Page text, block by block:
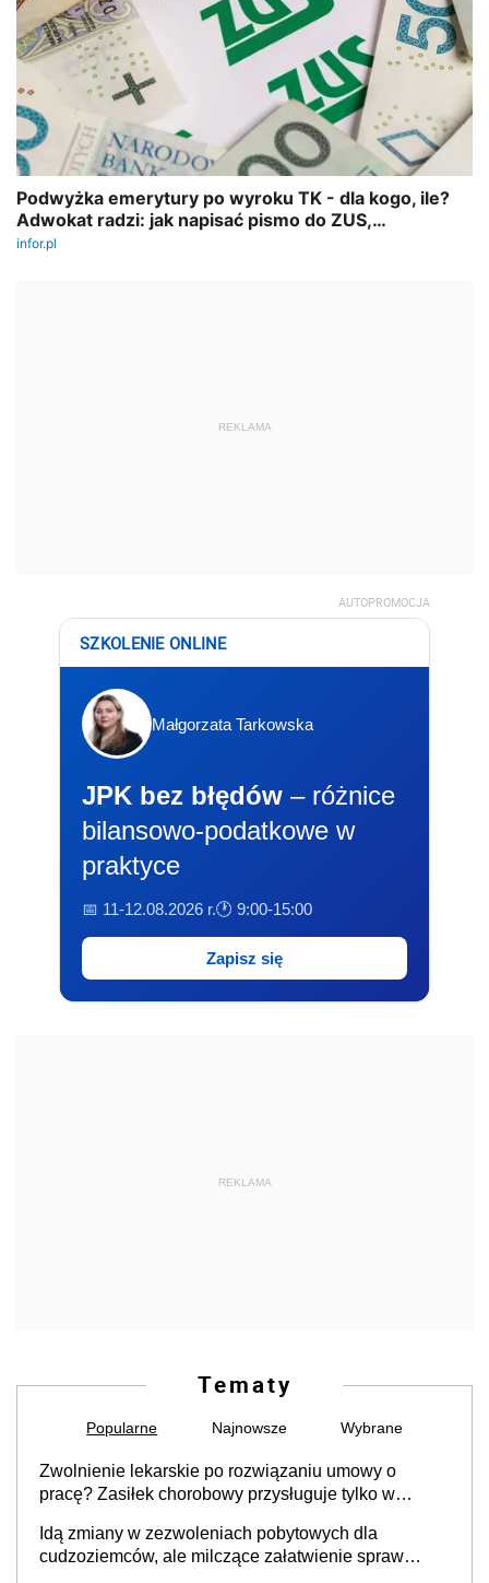
REKLAMA
AUTOPROMOCJA
SZKOLENIE ONLINE
Małgorzata Tarkowska
JPK bez błędów – różnice
bilansowo-podatkowe w
praktyce
📅 11-12.08.2026 r.🕐 9:00-15:00
Zapisz się
REKLAMA
Tematy
Popularne Najnowsze Wybrane
Zwolnienie lekarskie po rozwiązaniu umowy o
pracę? Zasiłek chorobowy przysługuje tylko w
stosunku pracy
Idą zmiany w zezwoleniach pobytowych dla
cudzoziemców, ale milczące załatwienie spraw